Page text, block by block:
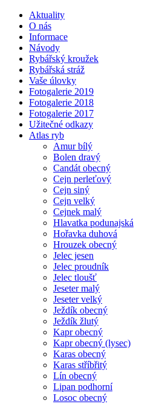
Aktuality
O nás
Informace
Návody
Rybářský kroužek
Rybářská stráž
Vaše úlovky
Fotogalerie 2019
Fotogalerie 2018
Fotogalerie 2017
Užitečné odkazy
Atlas ryb
Amur bílý
Bolen dravý
Candát obecný
Cejn perleťový
Cejn siný
Cejn velký
Cejnek malý
Hlavatka podunajská
Hořavka duhová
Hrouzek obecný
Jelec jesen
Jelec proudník
Jelec tloušť
Jeseter malý
Jeseter velký
Ježdík obecný
Ježdík žlutý
Kapr obecný
Kapr obecný (lysec)
Karas obecný
Karas stříbřitý
Lín obecný
Lipan podhorní
Losoc obecný